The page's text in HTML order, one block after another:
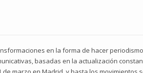
en la forma de hacer
basadas en la actualización